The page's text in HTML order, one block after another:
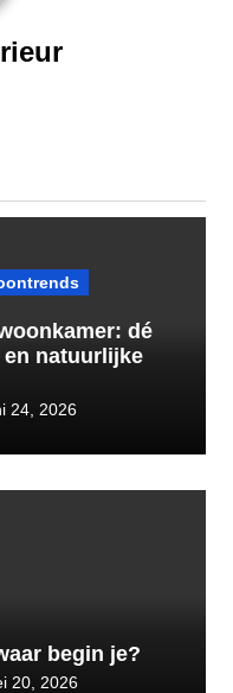
dé
natuurlijke
24, 2026
begin je?
20, 2026